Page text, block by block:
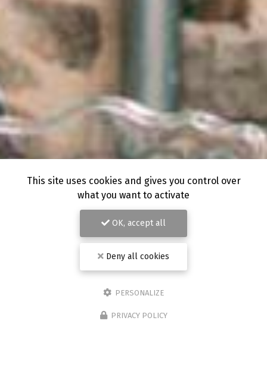
This site uses cookies and gives you control over
what you want to activate
OK, accept all
Deny all cookies
PERSONALIZE
PRIVACY POLICY